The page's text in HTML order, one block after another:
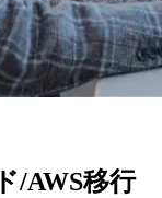
/AWS移行